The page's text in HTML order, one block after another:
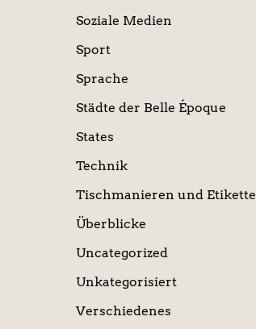
Soziale Medien
Sport
Sprache
Städte der Belle Époque
States
Technik
Tischmanieren und Etikette
Überblicke
Uncategorized
Unkategorisiert
Verschiedenes